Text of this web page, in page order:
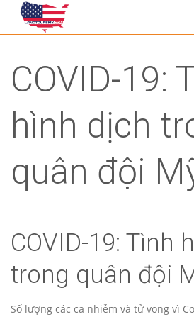
COVID-19:
hình dịch
quân đội
COVID-19: Tình
trong quân đội
Số lượng các ca nhiễm và tử vong vì